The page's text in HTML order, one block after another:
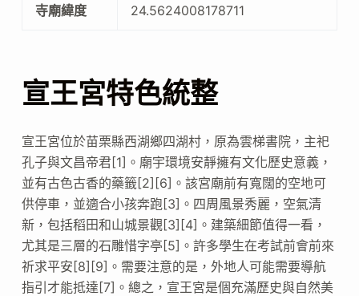
寺廟緯度 24.5624008178711
宣王宮特色統整
宣王宮位於苗栗縣西湖鄉四湖村，原為雲梯書院，主祀
孔子與文昌帝君[1]。廟宇環境安靜擁有文化歷史意義，
並有古色古香的藥籤[2][6]。該宮廟前有寬闊的空地可
供停車，並適合小孩奔跑[3]。四周風景秀麗，空氣清
新，包括稻田和山城景觀[3][4]。建築細節值得一看，
尤其是三層的石雕惜字亭[5]。許多學生在考試前會前來
祈求平安[8][9]。需要注意的是，外地人可能需要導航
指引才能抵達[7]。總之，宣王宮是個充滿歷史與自然美